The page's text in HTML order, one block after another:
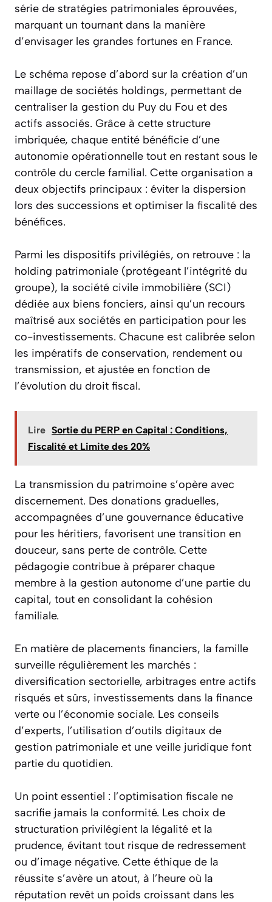
série de stratégies patrimoniales éprouvées,
marquant un tournant dans la manière
d’envisager les grandes fortunes en France.
Le schéma repose d’abord sur la création d’un
maillage de sociétés holdings, permettant de
centraliser la gestion du Puy du Fou et des
actifs associés. Grâce à cette structure
imbriquée, chaque entité bénéficie d’une
autonomie opérationnelle tout en restant sous le
contrôle du cercle familial. Cette organisation a
deux objectifs principaux : éviter la dispersion
lors des successions et optimiser la fiscalité des
bénéfices.
Parmi les dispositifs privilégiés, on retrouve : la
holding patrimoniale (protégeant l’intégrité du
groupe), la société civile immobilière (SCI)
dédiée aux biens fonciers, ainsi qu’un recours
maîtrisé aux sociétés en participation pour les
co-investissements. Chacune est calibrée selon
les impératifs de conservation, rendement ou
transmission, et ajustée en fonction de
l’évolution du droit fiscal.
Lire Sortie du PERP en Capital : Conditions,
Fiscalité et Limite des 20%
La transmission du patrimoine s’opère avec
discernement. Des donations graduelles,
accompagnées d’une gouvernance éducative
pour les héritiers, favorisent une transition en
douceur, sans perte de contrôle. Cette
pédagogie contribue à préparer chaque
membre à la gestion autonome d’une partie du
capital, tout en consolidant la cohésion
familiale.
En matière de placements financiers, la famille
surveille régulièrement les marchés :
diversification sectorielle, arbitrages entre actifs
risqués et sûrs, investissements dans la finance
verte ou l’économie sociale. Les conseils
d’experts, l’utilisation d’outils digitaux de
gestion patrimoniale et une veille juridique font
partie du quotidien.
Un point essentiel : l’optimisation fiscale ne
sacrifie jamais la conformité. Les choix de
structuration privilégient la légalité et la
prudence, évitant tout risque de redressement
ou d’image négative. Cette éthique de la
réussite s’avère un atout, à l’heure où la
réputation revêt un poids croissant dans les